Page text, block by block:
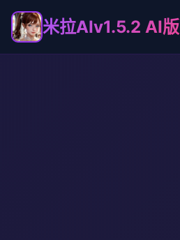
米拉AIv1.5.2 AI版